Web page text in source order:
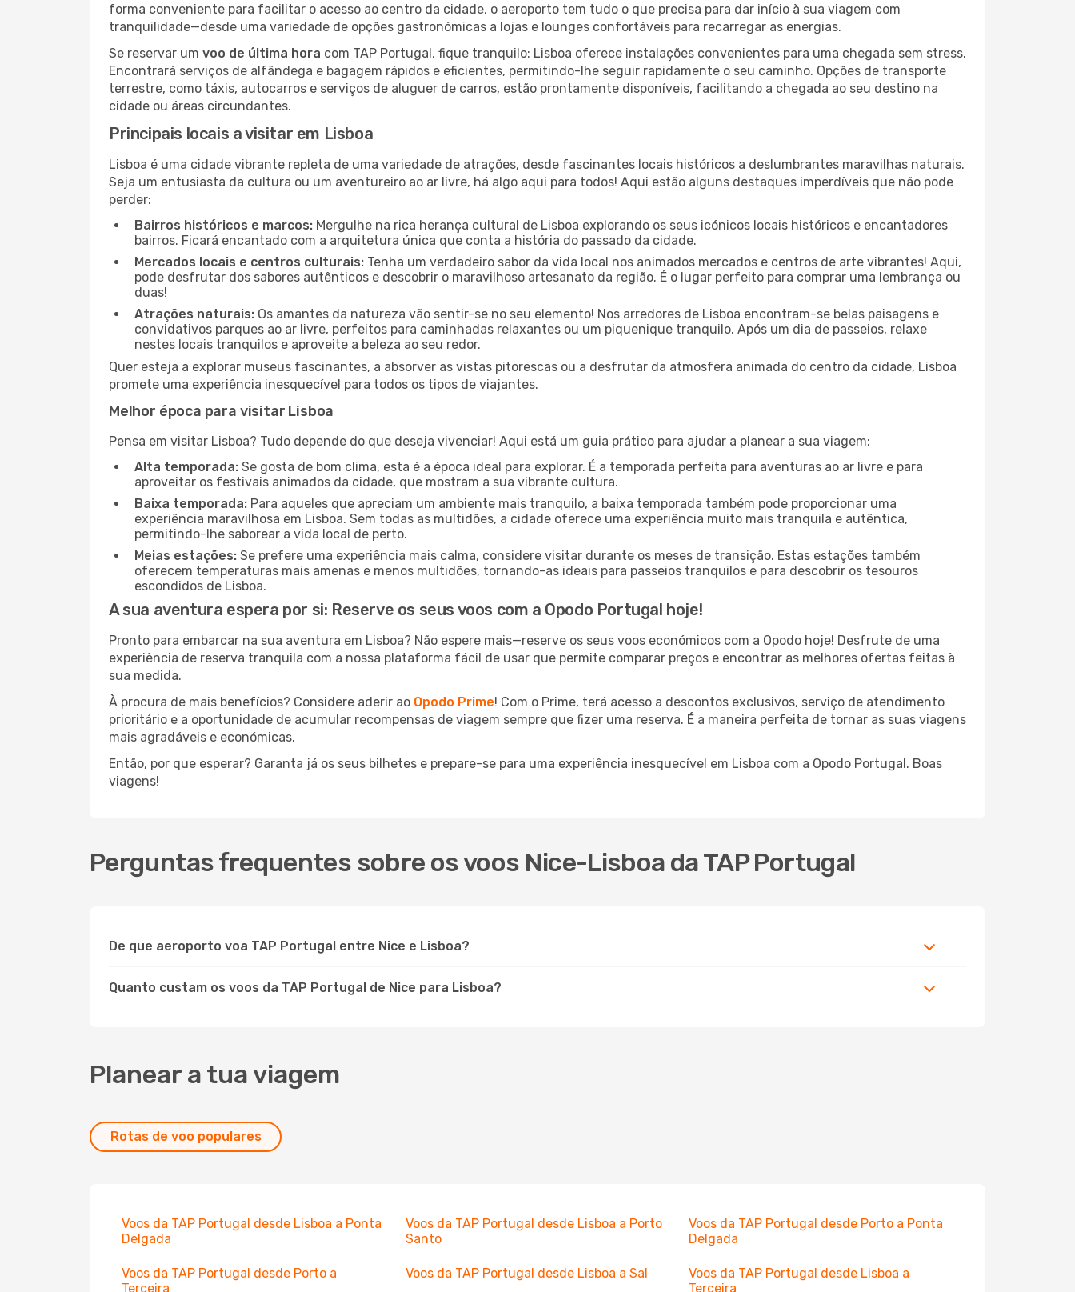
forma conveniente para facilitar o acesso ao centro da cidade, o aeroporto tem tudo o que precisa para dar início à sua viagem com
tranquilidade—desde uma variedade de opções gastronómicas a lojas e lounges confortáveis para recarregar as energias.
Se reservar um voo de última hora com TAP Portugal, fique tranquilo: Lisboa oferece instalações convenientes para uma chegada sem stress.
Encontrará serviços de alfândega e bagagem rápidos e eficientes, permitindo-lhe seguir rapidamente o seu caminho. Opções de transporte
terrestre, como táxis, autocarros e serviços de aluguer de carros, estão prontamente disponíveis, facilitando a chegada ao seu destino na
cidade ou áreas circundantes.
Principais locais a visitar em Lisboa
Lisboa é uma cidade vibrante repleta de uma variedade de atrações, desde fascinantes locais históricos a deslumbrantes maravilhas naturais.
Seja um entusiasta da cultura ou um aventureiro ao ar livre, há algo aqui para todos! Aqui estão alguns destaques imperdíveis que não pode
perder:
Bairros históricos e marcos: Mergulhe na rica herança cultural de Lisboa explorando os seus icónicos locais históricos e encantadores
bairros. Ficará encantado com a arquitetura única que conta a história do passado da cidade.
Mercados locais e centros culturais: Tenha um verdadeiro sabor da vida local nos animados mercados e centros de arte vibrantes! Aqui,
pode desfrutar dos sabores autênticos e descobrir o maravilhoso artesanato da região. É o lugar perfeito para comprar uma lembrança ou
duas!
Atrações naturais: Os amantes da natureza vão sentir-se no seu elemento! Nos arredores de Lisboa encontram-se belas paisagens e
convidativos parques ao ar livre, perfeitos para caminhadas relaxantes ou um piquenique tranquilo. Após um dia de passeios, relaxe
nestes locais tranquilos e aproveite a beleza ao seu redor.
Quer esteja a explorar museus fascinantes, a absorver as vistas pitorescas ou a desfrutar da atmosfera animada do centro da cidade, Lisboa
promete uma experiência inesquecível para todos os tipos de viajantes.
Melhor época para visitar Lisboa
Pensa em visitar Lisboa? Tudo depende do que deseja vivenciar! Aqui está um guia prático para ajudar a planear a sua viagem:
Alta temporada: Se gosta de bom clima, esta é a época ideal para explorar. É a temporada perfeita para aventuras ao ar livre e para
aproveitar os festivais animados da cidade, que mostram a sua vibrante cultura.
Baixa temporada: Para aqueles que apreciam um ambiente mais tranquilo, a baixa temporada também pode proporcionar uma
experiência maravilhosa em Lisboa. Sem todas as multidões, a cidade oferece uma experiência muito mais tranquila e autêntica,
permitindo-lhe saborear a vida local de perto.
Meias estações: Se prefere uma experiência mais calma, considere visitar durante os meses de transição. Estas estações também
oferecem temperaturas mais amenas e menos multidões, tornando-as ideais para passeios tranquilos e para descobrir os tesouros
escondidos de Lisboa.
A sua aventura espera por si: Reserve os seus voos com a Opodo Portugal hoje!
Pronto para embarcar na sua aventura em Lisboa? Não espere mais—reserve os seus voos económicos com a Opodo hoje! Desfrute de uma
experiência de reserva tranquila com a nossa plataforma fácil de usar que permite comparar preços e encontrar as melhores ofertas feitas à
sua medida.
À procura de mais benefícios? Considere aderir ao Opodo Prime! Com o Prime, terá acesso a descontos exclusivos, serviço de atendimento
prioritário e a oportunidade de acumular recompensas de viagem sempre que fizer uma reserva. É a maneira perfeita de tornar as suas viagens
mais agradáveis e económicas.
Então, por que esperar? Garanta já os seus bilhetes e prepare-se para uma experiência inesquecível em Lisboa com a Opodo Portugal. Boas
viagens!
Perguntas frequentes sobre os voos Nice-Lisboa da TAP Portugal
De que aeroporto voa TAP Portugal entre Nice e Lisboa?
Quanto custam os voos da TAP Portugal de Nice para Lisboa?
Planear a tua viagem
Rotas de voo populares
Voos da TAP Portugal desde Lisboa a Ponta
Delgada
Voos da TAP Portugal desde Lisboa a Porto
Santo
Voos da TAP Portugal desde Porto a Ponta
Delgada
Voos da TAP Portugal desde Porto a
Terceira
Voos da TAP Portugal desde Lisboa a Sal
Voos da TAP Portugal desde Lisboa a
Terceira